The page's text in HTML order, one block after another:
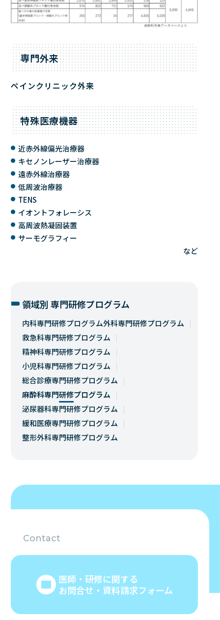
専門外来
ペインクリニック外来
特殊医療機器
近赤外線偏光治療器
キセノンレーザー治療器
遠赤外線治療器
低周波治療器
TENS
イオントフォレーシス
高周波熱凝固装置
サーモグラフィー
など
領域別 専門研修プログラム
内科専門研修プログラム外科専門研修プログラム
救急科専門研修プログラム
精神科専門研修プログラム
小児科専門研修プログラム
総合診療専門研修プログラム
麻酔科専門研修プログラム
泌尿器科専門研修プログラム
緩和医療専門研修プログラム
整形外科専門研修プログラム
Contact
医師・研修に関する
お問合せ・資料請求フォーム